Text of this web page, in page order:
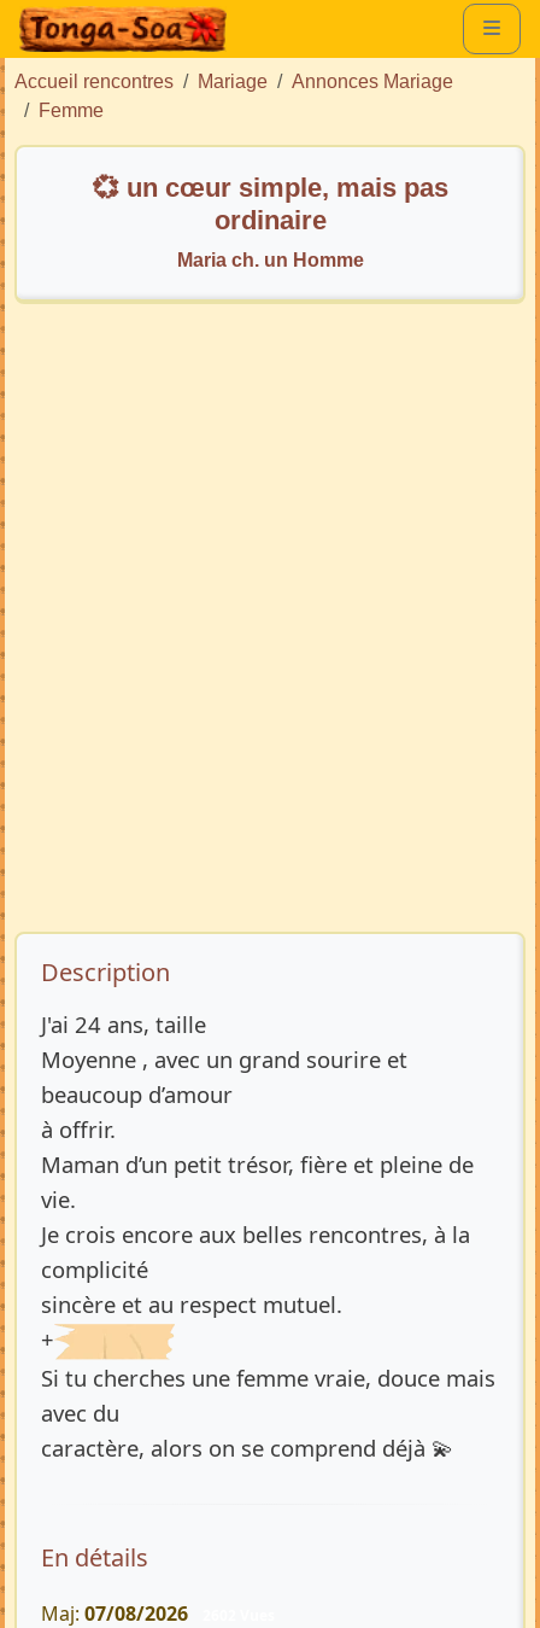
Accueil rencontres Mariage
Annonces Mariage
Femme
💞 un cœur simple, mais pas
ordinaire
Maria ch. un Homme
Description de l’annonce
Description
J'ai 24 ans, taille
Moyenne , avec un grand sourire et
beaucoup d’amour
à offrir.
Maman d’un petit trésor, fière et pleine de
vie.
Je crois encore aux belles rencontres, à la
complicité
sincère et au respect mutuel.
+
Si tu cherches une femme vraie, douce mais
avec du
caractère, alors on se comprend déjà 💫
En détails
Maj: 07/08/2026